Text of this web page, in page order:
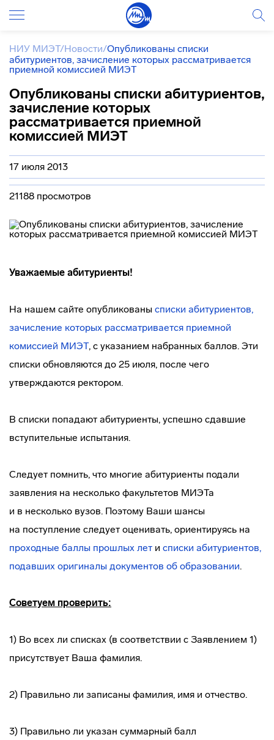
НИУ МИЭТ/Новости/Опубликованы списки
абитуриентов, зачисление которых рассматривается
приемной комиссией МИЭТ
Опубликованы списки абитуриентов,
зачисление которых
рассматривается приемной
комиссией МИЭТ
17 июля 2013
21188 просмотров
Уважаемые абитуриенты!
На нашем сайте опубликованы списки абитуриентов,
зачисление которых рассматривается приемной
комиссией МИЭТ, с указанием набранных баллов. Эти
списки обновляются до 25 июля, после чего
утверждаются ректором.
В списки попадают абитуриенты, успешно сдавшие
вступительные испытания.
Следует помнить, что многие абитуриенты подали
заявления на несколько факультетов МИЭТа
и в несколько вузов. Поэтому Ваши шансы
на поступление следует оценивать, ориентируясь на
проходные баллы прошлых лет и списки абитуриентов,
подавших оригиналы документов об образовании.
Советуем проверить:
1) Во всех ли списках (в соответствии с Заявлением 1)
присутствует Ваша фамилия.
2) Правильно ли записаны фамилия, имя и отчество.
3) Правильно ли указан суммарный балл